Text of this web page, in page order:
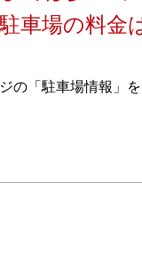
車場の料金
の「駐車場情報」